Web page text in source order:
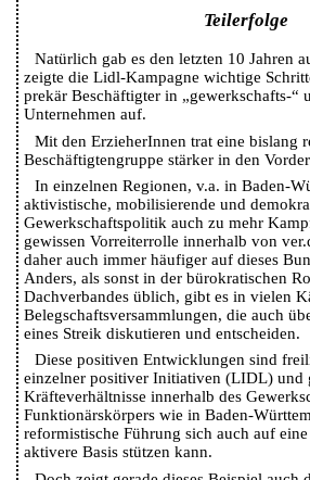
Teilerfolge
Natürlich gab es den letzten 10 Jahren
zeigte die Lidl-Kampagne wichtige
prekär Beschäftigter in „gewerkschafts-“
Unternehmen auf.
Mit den ErzieherInnen trat eine bislang
Beschäftigtengruppe stärker in den
In einzelnen Regionen, v.a. in Baden-
aktivistische, mobilisierende und
Gewerkschaftspolitik auch zu mehr
gewissen Vorreiterrolle innerhalb von
daher auch immer häufiger auf dieses
Anders, als sonst in der bürokratischen
Dachverbandes üblich, gibt es in vielen
Belegschaftsversammlungen, die auch
eines Streik diskutieren und entscheiden.
Diese positiven Entwicklungen sind
einzelner positiver Initiativen (LIDL) und
Kräfteverhältnisse innerhalb des
Funktionärskörpers wie in Baden-
reformistische Führung sich auch auf
aktivere Basis stützen kann.